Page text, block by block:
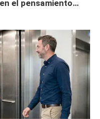
el pensamiento